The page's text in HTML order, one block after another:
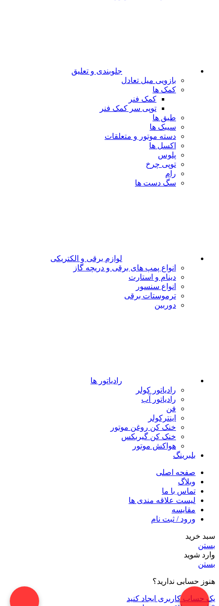
جلوبندی و تعلیق
بازویی میل تعادل
کمک ها
کمک فنر
توپی سر کمک فنر
طبق ها
سیبک ها
دسته موتور و متعلقات
اکسل ها
پلوس
توپی چرخ
رام
سگ دست ها
لوازم برقی و الکتریکی
انواع پمپ های برقی و دریچه گاز
دینام و استارت
انواع سنسور
ترموستات برقی
دوربین
رادیاتور ها
رادیاتور کولر
رادیاتور آب
فن
اینترکولر
خنک کن روغن موتور
خنک کن گیربکس
هواکش موتور
بلبرینگ
صفحه اصلی
وبلاگ
تماس با ما
لیست علاقه مندی ها
مقایسه
ورود / ثبت نام
سبد خرید
بستن
وارد شوید
بستن
هنوز حسابی ندارید؟
یک حساب کاربری ایجاد کنید